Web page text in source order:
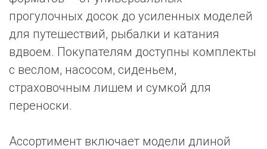
прогулочных досок до усиленных моделей
для путешествий, рыбалки и катания
вдвоем. Покупателям доступны комплекты
с веслом, насосом, сиденьем,
страховочным лишем и сумкой для
переноски.
Ассортимент включает модели длиной